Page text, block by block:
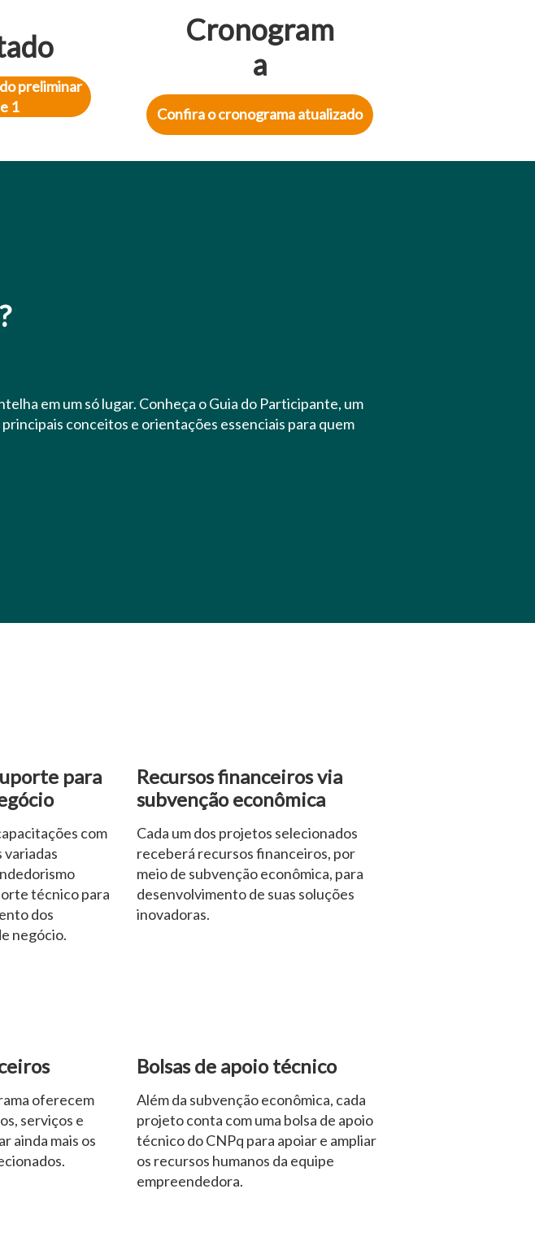
preliminar
1
Cronogram
a
Confira o cronograma atualizado
em um só lugar. Conheça o Guia do Participante, um
conceitos e orientações essenciais para quem
para
com
variadas
técnico para
dos
negócio.
Recursos financeiros via
subvenção econômica
Cada um dos projetos selecionados
receberá recursos financeiros, por
meio de subvenção econômica, para
desenvolvimento de suas soluções
inovadoras.
oferecem
serviços e
ainda mais os
Bolsas de apoio técnico
Além da subvenção econômica, cada
projeto conta com uma bolsa de apoio
técnico do CNPq para apoiar e ampliar
os recursos humanos da equipe
empreendedora.